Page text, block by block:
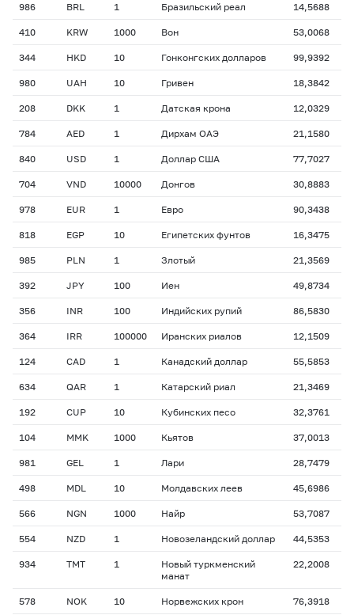
986 BRL 1 Бразильский реал 14,5688
410 KRW 1000 Вон 53,0068
344 HKD 10 Гонконгских долларов 99,9392
980 UAH 10 Гривен 18,3842
208 DKK 1 Датская крона 12,0329
784 AED 1 Дирхам ОАЭ 21,1580
840 USD 1 Доллар США 77,7027
704 VND 10000 Донгов 30,8883
978 EUR 1 Евро 90,3438
818 EGP 10 Египетских фунтов 16,3475
985 PLN 1 Злотый 21,3569
392 JPY 100 Иен 49,8734
356 INR 100 Индийских рупий 86,5830
364 IRR 100000 Иранских риалов 12,1509
124 CAD 1 Канадский доллар 55,5853
634 QAR 1 Катарский риал 21,3469
192 CUP 10 Кубинских песо 32,3761
104 MMK 1000 Кьятов 37,0013
981 GEL 1 Лари 28,7479
498 MDL 10 Молдавских леев 45,6986
566 NGN 1000 Найр 53,7087
554 NZD 1 Новозеландский доллар 44,5353
934 TMT 1
Новый туркменский
манат
22,2008
578 NOK 10 Норвежских крон 76,3918